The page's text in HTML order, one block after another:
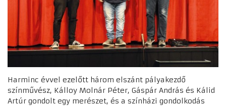
Harminc évvel ezelőtt három elszánt pályakezdő
színművész, Kálloy Molnár Péter, Gáspár András és Kálid
Artúr gondolt egy merészet, és a színházi gondolkodás